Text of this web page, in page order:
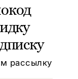
рассылку